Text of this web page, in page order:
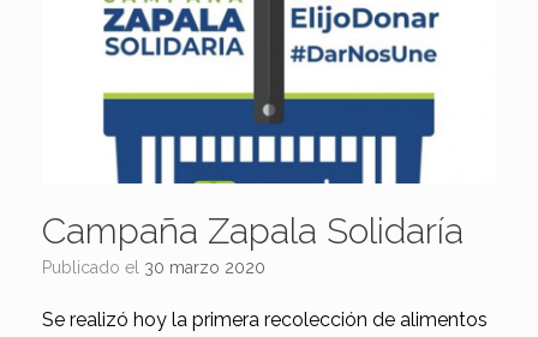
Campaña Zapala Solidaría
Publicado el 30 marzo 2020
Se realizó hoy la primera recolección de alimentos